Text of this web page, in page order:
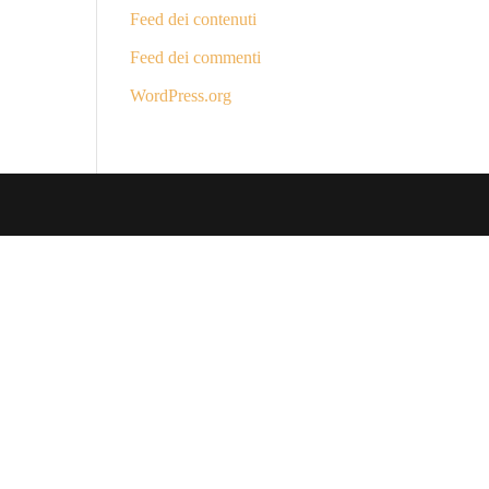
Feed dei contenuti
Feed dei commenti
WordPress.org